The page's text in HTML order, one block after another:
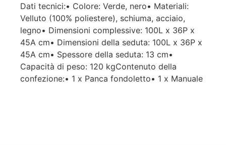
Dati tecnici:• Colore: Verde, nero• Materiali:
Velluto (100% poliestere), schiuma, acciaio,
legno• Dimensioni complessive: 100L x 36P x
45A cm• Dimensioni della seduta: 100L x 36P x
45A cm• Spessore della seduta: 13 cm•
Capacità di peso: 120 kgContenuto della
confezione:• 1 x Panca fondoletto• 1 x Manuale